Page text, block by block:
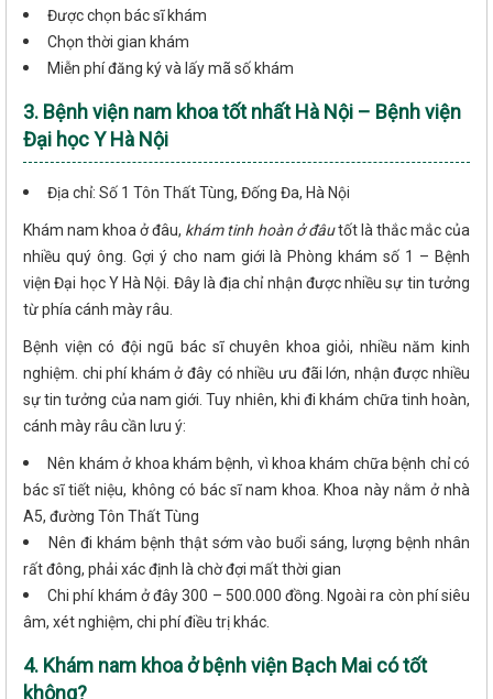
Được chọn bác sĩ khám
Chọn thời gian khám
Miễn phí đăng ký và lấy mã số khám
3. Bệnh viện nam khoa tốt nhất Hà Nội – Bệnh viện
Đại học Y Hà Nội
Địa chỉ: Số 1 Tôn Thất Tùng, Đống Đa, Hà Nội
Khám nam khoa ở đâu, khám tinh hoàn ở đâutốt là thắc mắc của
nhiều quý ông. Gợi ý cho nam giới là Phòng khám số 1 – Bệnh
viện Đại học Y Hà Nội. Đây là địa chỉ nhận được nhiều sự tin tưởng
từ phía cánh mày râu.
Bệnh viện có đội ngũ bác sĩ chuyên khoa giỏi, nhiều năm kinh
nghiệm. chi phí khám ở đây có nhiều ưu đãi lớn, nhận được nhiều
sự tin tưởng của nam giới. Tuy nhiên, khi đi khám chữa tinh hoàn,
cánh mày râu cần lưu ý:
Nên khám ở khoa khám bệnh, vì khoa khám chữa bệnh chỉ có
bác sĩ tiết niệu, không có bác sĩ nam khoa. Khoa này nằm ở nhà
A5, đường Tôn Thất Tùng
Nên đi khám bệnh thật sớm vào buổi sáng, lượng bệnh nhân
rất đông, phải xác định là chờ đợi mất thời gian
Chi phí khám ở đây 300 – 500.000 đồng. Ngoài ra còn phí siêu
âm, xét nghiệm, chi phí điều trị khác.
4. Khám nam khoa ở bệnh viện Bạch Mai có tốt
không?